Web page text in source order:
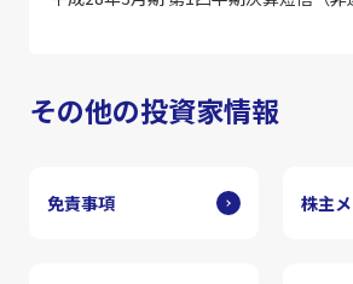
その他の投資家情報
免責事項 株主